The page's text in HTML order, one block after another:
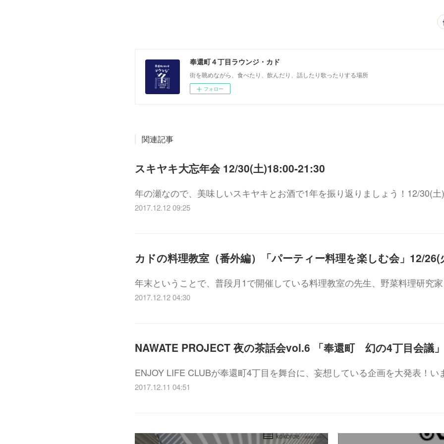
奉還町４丁目ラウンジ・カド
街を眺めながら、食べたり、飲んだり、話したり歌ったりする場所
フォロー
関連記事
スキヤキ大忘年会 12/30(土)18:00-21:30
年の瀬なので、美味しいスキヤキとお酒で1年を振り返りましょう！12/30(
2017.12.12 09:25
年末ということで、普段月1で開催している料理教室の先生、野菜料理研究
2017.12.12 04:30
ENJOY LIFE CLUBが奉還町4丁目を舞台に、妄想している企画を大発表！
2017.12.11 04:51